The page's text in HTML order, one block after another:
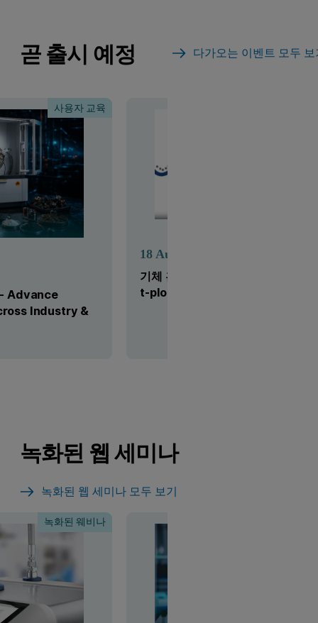
곧 출시 예정 다가오는 이벤트 모두 보
사용자 교육
Advance
Industry &
18Aug
기체 흡착 기반 기공 구조 분석의
t-plot 이론
녹화된 웹 세미나
녹화된 웹 세미나 모두 보기
녹화된 웨비나